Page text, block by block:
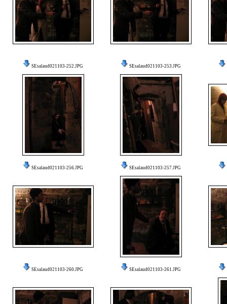
SEsalaud021103-252.JPG SEsalaud021103-253.JPG
SEsalaud021103-256.JPG SEsalaud021103-257.JPG
SEsalaud021103-260.JPG SEsalaud021103-261.JPG